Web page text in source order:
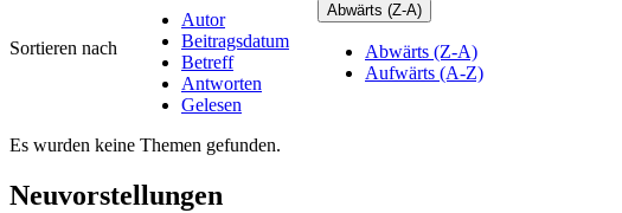
Sortieren nach
Autor
Beitragsdatum
Betreff
Antworten
Gelesen
Abwärts (Z-A)
Abwärts (Z-A)
Aufwärts (A-Z)
Es wurden keine Themen gefunden.
Neuvorstellungen